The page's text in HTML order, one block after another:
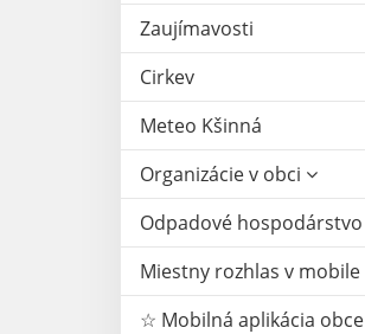
Zaujímavosti
Cirkev
Meteo Kšinná
Organizácie v obci
Odpadové hospodárstvo
Miestny rozhlas v mobile
☆ Mobilná aplikácia obce